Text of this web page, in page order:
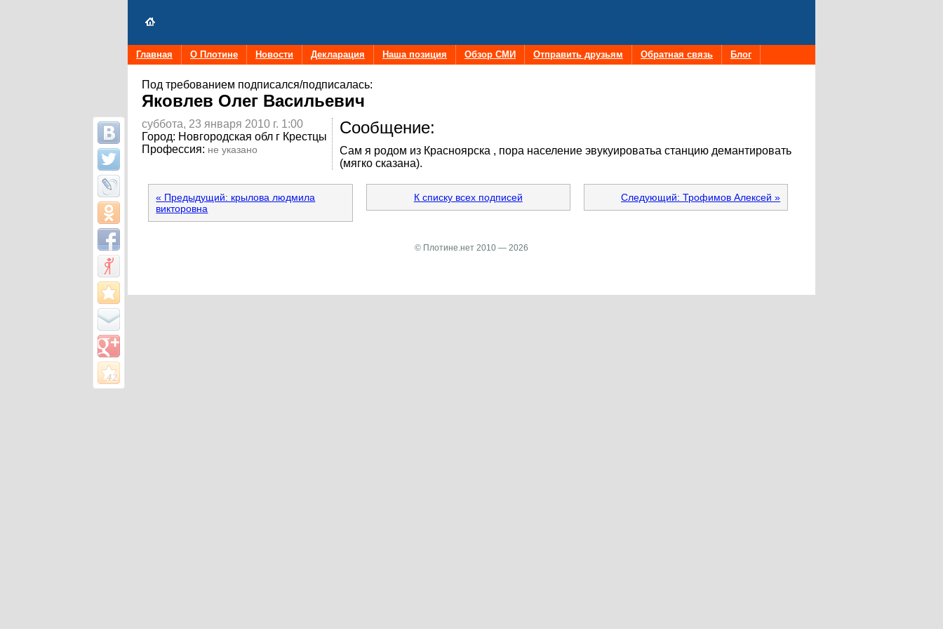
Главная О Плотине Новости Декларация Наша позиция Обзор СМИ Отправить друзьям Обратная связь Блог
Под требованием подписался/подписалась:
Яковлев Олег Васильевич
Сообщение:
Сам я родом из Красноярска , пора население эвукуироватьа станцию демантировать
(мягко сказана).
суббота, 23 января 2010 г. 1:00
Город: Новгородская обл г Крестцы
Профессия: не указано
« Предыдущий: крылова людмила
викторовна
К списку всех подписей Следующий: Трофимов Алексей »
© Плотине.нет 2010 — 2026